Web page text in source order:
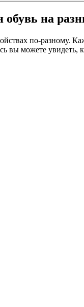
на
по-разному.
вы можете увидеть,